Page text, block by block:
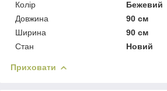
Колір
Бежевий
Довжина
90 см
Ширина
90 см
Стан
Новий
Приховати